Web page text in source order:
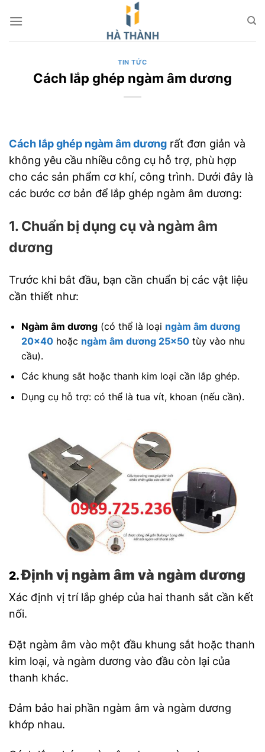
đến
TIN TỨC
Cách lắp ghép ngàm âm dương
Cách lắp ghép ngàm âm dương rất đơn giản và
không yêu cầu nhiều công cụ hỗ trợ, phù hợp
cho các sản phẩm cơ khí, công trình. Dưới đây là
các bước cơ bản để lắp ghép ngàm âm dương:
1. Chuẩn bị dụng cụ và ngàm âm
dương
Trước khi bắt đầu, bạn cần chuẩn bị các vật liệu
cần thiết như:
Ngàm âm dương(có thể là loại ngàm âm dương
20×40hoặc ngàm âm dương 25×50tùy vào nhu
cầu).
Các khung sắt hoặc thanh kim loại cần lắp ghép.
Dụng cụ hỗ trợ: có thể là tua vít, khoan (nếu cần).
2.Định vị ngàm âm và ngàm dương
Xác định vị trí lắp ghép của hai thanh sắt cần kết
nối.
Đặt ngàm âm vào một đầu khung sắt hoặc thanh
kim loại, và ngàm dương vào đầu còn lại của
thanh khác.
Đảm bảo hai phần ngàm âm và ngàm dương
khớp nhau.